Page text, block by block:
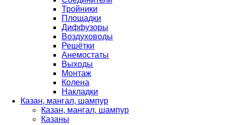
Тройники
Площадки
Диффузоры
Воздуховоды
Решётки
Анемостаты
Выходы
Монтаж
Колена
Накладки
Казан, мангал, шампур
Казан, мангал, шампур
Казаны